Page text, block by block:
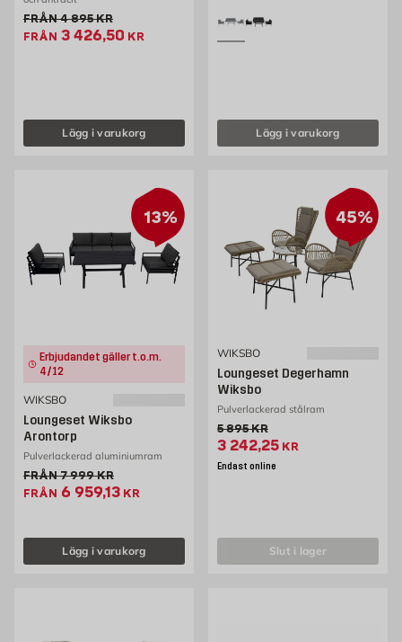
FRÅNGammalt pris 4895 kr
4 895KR
FRÅN Extrapris 3426.5 kr
3 426,50 KR
Lägg i varukorg Lägg i varukorg
13%
Erbjudandet gäller t.o.m.
4/12
WIKSBO
Loungeset Wiksbo
Arontorp
Pulverlackerad aluminiumram
FRÅNGammalt pris 7999 kr
7 999KR
FRÅN Extrapris 6959.13 kr
6 959,13 KR
Lägg i varukorg
45%
WIKSBO
Loungeset Degerhamn
Wiksbo
Pulverlackerad stålram
Gammalt pris 5895 kr
5 895KR
Extrapris 3242.25 kr
3 242,25 KR
Endast online
slut i lager